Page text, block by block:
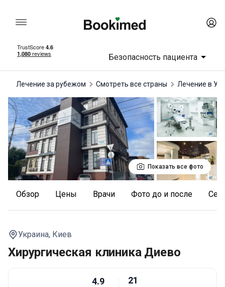
Безопасность пациента
Лечение за рубежом Смотреть все страны лечение в
Показать все фото
Обзор Цены Врачи Фото до и после
Украина, Киев
Хирургическая клиника Диево
4.9 21